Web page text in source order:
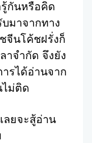
รู้กันหรือคิด
บมาจากทาง
จีนโค้ชฝรั่งก็
าจำกัด จึงยัง
รได้อ่านจาก
ไม่ติด
ลยจะสู้อ่าน